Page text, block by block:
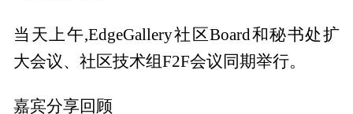
当天上午,EdgeGallery社区Board和秘书处扩
大会议、社区技术组F2F会议同期举行。
嘉宾分享回顾